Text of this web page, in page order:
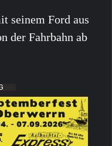
seinem Ford aus
der Fahrbahn ab